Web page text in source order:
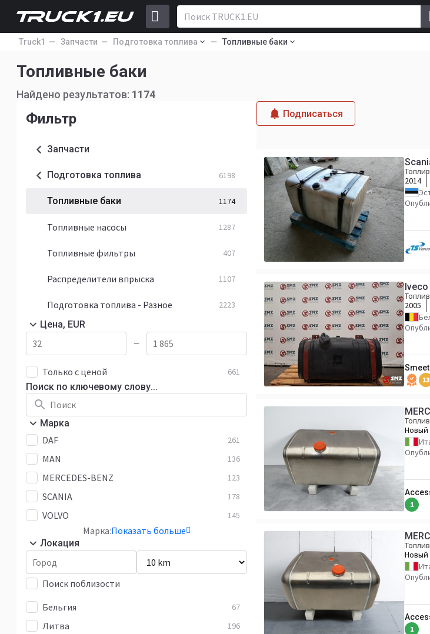
Truck1 Запчасти Подготовка топлива Топливные баки
Топливные баки
Найдено результатов: 1174
Фильтр
Запчасти
Подготовка топлива 6198
Топливные баки 1174
Топливные насосы 1287
Топливные фильтры 407
Распределители впрыска 1107
Подготовка топлива - Разное 2223
Цена, EUR
—
Только с ценой 661
Поиск по ключевому слову...
Марка
DAF 261
MAN 136
MERCEDES-BENZ 123
SCANIA 178
VOLVO 145
Марка:Показать больше
Локация
Поиск поблизости
Бельгия
67
Литва 196
Подписаться
2014
2005
13
Новый
1
Новый
1